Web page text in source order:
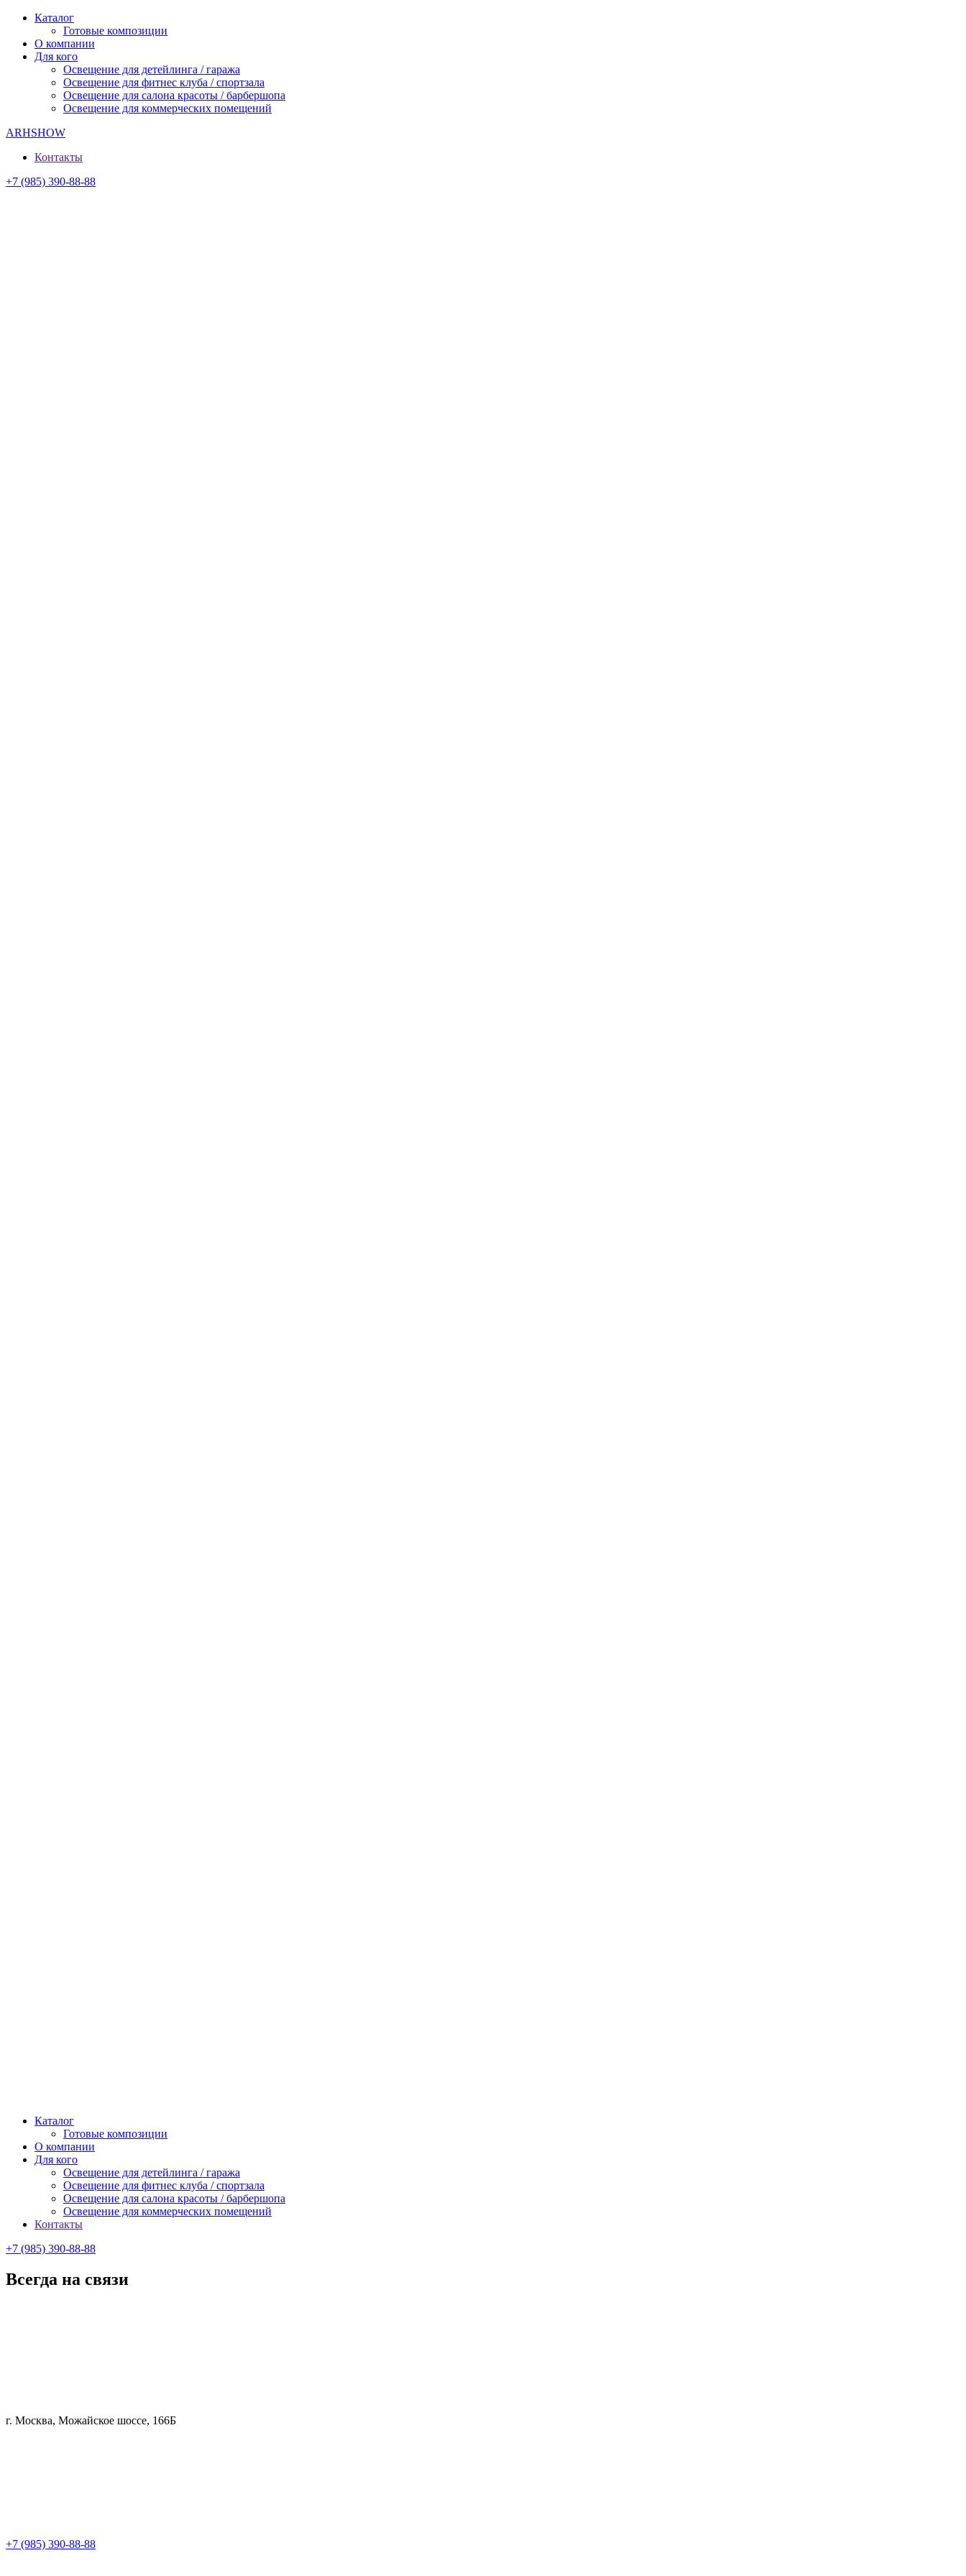
Каталог
Готовые композиции
О компании
Для кого
Освещение для детейлинга / гаража
Освещение для фитнес клуба / спортзала
Освещение для салона красоты / барбершопа
Освещение для коммерческих помещений
ARHSHOW
Контакты
+7 (985) 390-88-88
Каталог
Готовые композиции
О компании
Для кого
Освещение для детейлинга / гаража
Освещение для фитнес клуба / спортзала
Освещение для салона красоты / барбершопа
Освещение для коммерческих помещений
Контакты
+7 (985) 390-88-88
Всегда на связи
г. Москва, Можайское шоссе, 166Б
+7 (985) 390-88-88